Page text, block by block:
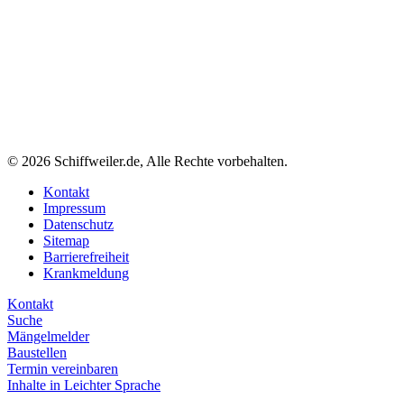
© 2026 Schiffweiler.de, Alle Rechte vorbehalten.
Kontakt
Impressum
Datenschutz
Sitemap
Barrierefreiheit
Krankmeldung
Kontakt
Suche
Mängelmelder
Baustellen
Termin vereinbaren
Inhalte in Leichter Sprache